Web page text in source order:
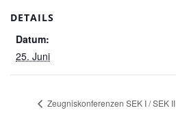
DETAILS
Datum:
25. Juni
Zeugniskonferenzen SEK I / SEK II